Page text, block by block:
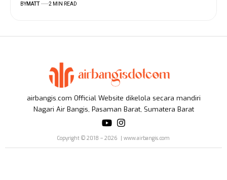
BYMATT 2 MIN READ
airbangis.com Official Website dikelola secara mandiri
Nagari Air Bangis, Pasaman Barat, Sumatera Barat
Copyright © 2018 – 2026 | www.airbangis.com